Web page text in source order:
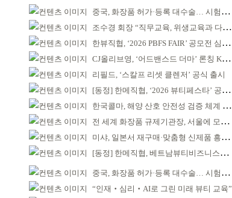
중국, 화장품 허가·등록 대수술… 시험자료 공용 허용
조수경 회장 “직무교육, 위생교육과 다르다”
한뷰직협, ‘2026 PBFS FAIR’ 공모전 심사 성료
CJ올리브영, ‘어드밴스드 더마’ 론칭 K더마 육성 박차
리필드, ‘스칼프 리셋 클렌저’ 공식 출시
[동정] 한메직협, ‘2026 뷰티페스타’ 공동 주최
한국콜마, 해양 산호 안전성 검증 체계 구축
전 세계 화장품 규제기관장, 서울에 모인다
미샤, 일본서 재구매·맞춤형 신제품 흥행 ‘쌍끌이’
[동정] 한메직협, 베트남뷰티비즈니스협회와 MOU
중국, 화장품 허가·등록 대수술… 시험자료 공용 허용
“인재‧심리‧AI로 그린 미래 뷰티 교육”